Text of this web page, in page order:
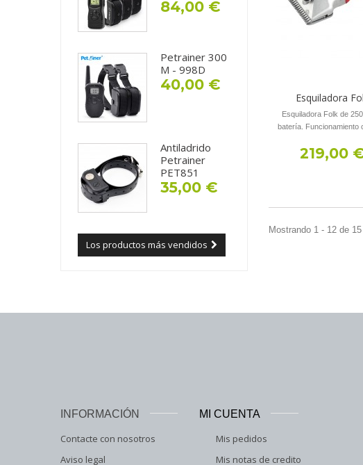
84,00 €
Petrainer 300
M - 998D
40,00 €
Antiladrido
Petrainer
PET851
35,00 €
Los productos más vendidos
Esquiladora
Esquiladora Folk de
batería. Funcionamiento
219,00
Mostrando 1 - 12 de 15
INFORMACIÓN
Contacte con nosotros
Aviso legal
MI CUENTA
Mis pedidos
Mis notas de credito